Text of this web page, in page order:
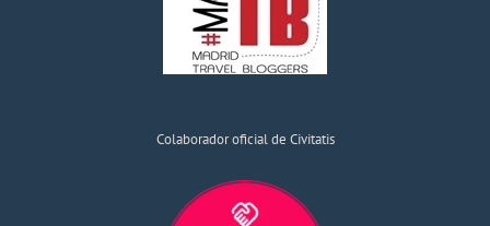
Colaborador oficial de Civitatis